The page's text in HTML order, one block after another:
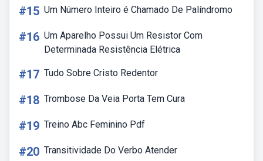
#15 Um Número Inteiro é Chamado De Palíndromo
#16 Um Aparelho Possui Um Resistor Com
Determinada Resistência Elétrica
#17 Tudo Sobre Cristo Redentor
#18 Trombose Da Veia Porta Tem Cura
#19 Treino Abc Feminino Pdf
#20 Transitividade Do Verbo Atender